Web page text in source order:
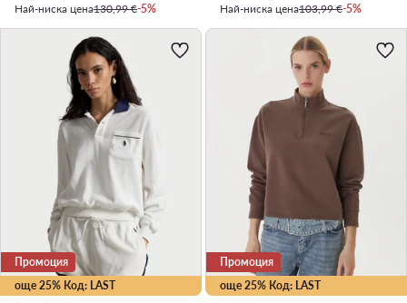
Най-ниска цена130,99 €-5%
Най-ниска цена103,99 €-5%
още 25% Код: LAST
Промоция
още 25% Код: LAST
Промоция